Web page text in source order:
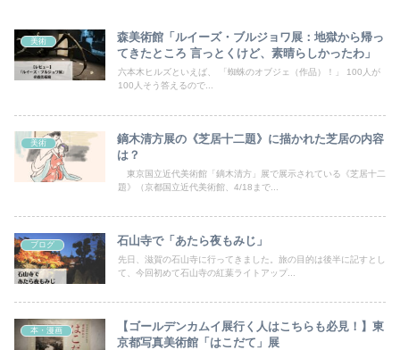
美術
森美術館「ルイーズ・ブルジョワ展：地獄から帰っ
てきたところ 言っとくけど、素晴らしかったわ」
六本木ヒルズといえば、 「蜘蛛のオブジェ（作品）！」 100人が
100人そう答えるので...
美術
鏑木清方展の《芝居十二題》に描かれた芝居の内容
は？
東京国立近代美術館「鏑木清方」展で展示されている《芝居十二
題》（京都国立近代美術館、4/18まで...
ブログ 石山寺で「あたら夜もみじ」
先日、滋賀の石山寺に行ってきました。旅の目的は後半に記すとし
て、今回初めて石山寺の紅葉ライトアップ...
本・漫画
【ゴールデンカムイ展行く人はこちらも必見！】東
京都写真美術館「はこだて」展